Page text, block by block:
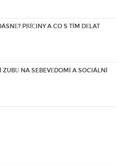
PŘÍČINY A CO S TÍM DĚLAT
ZUBŮ NA SEBEVĚDOMÍ A SOCIÁLNÍ